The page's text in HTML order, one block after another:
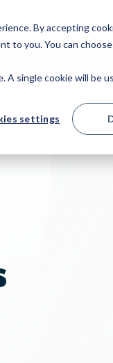
By accepting
to you. You can
single cookie will be
settings
Solutions